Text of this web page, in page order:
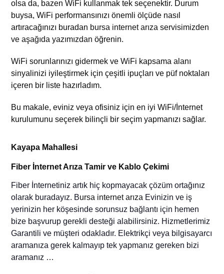
olsa da, bazen WiFi kullanmak tek seçenektir. Durum
buysa, WiFi performansınızı önemli ölçüde nasıl
artıracağınızı buradan bursa internet arıza servisimizden
ve aşağıda yazımızdan öğrenin.
WiFi sorunlarınızı gidermek ve WiFi kapsama alanı
sinyalinizi iyileştirmek için çeşitli ipuçları ve püf noktaları
içeren bir liste hazırladım.
Bu makale, eviniz veya ofisiniz için en iyi WiFi/İnternet
kurulumunu seçerek bilinçli bir seçim yapmanızı sağlar.
Kayapa Mahallesi
Fiber İnternet Arıza Tamir ve Kablo Çekimi
Fiber İnternetiniz artık hiç kopmayacak çözüm ortağınız
olarak buradayız. Bursa internet arıza Evinizinve iş
yerinizin her köşesinde sorunsuz bağlantı için hemen
bize başvurup gerekli desteği alabilirsiniz. Hizmetlerimiz
Garantili ve müşteri odakladır. E lektrikçi veya bilgisayarcı
aramanıza gerek kalmayıptek yapmanız gereken bizi
aramanız …